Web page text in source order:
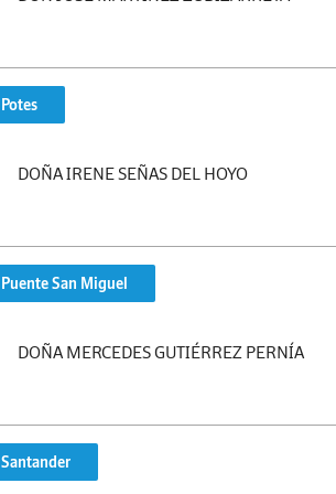
Potes
DOÑA IRENE SEÑAS DEL HOYO
Puente San Miguel
DOÑA MERCEDES GUTIÉRREZ PERNÍA
Santander